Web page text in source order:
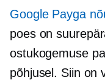
Google Payga
poes on
ostukogemuse
põhjusel. Siin on